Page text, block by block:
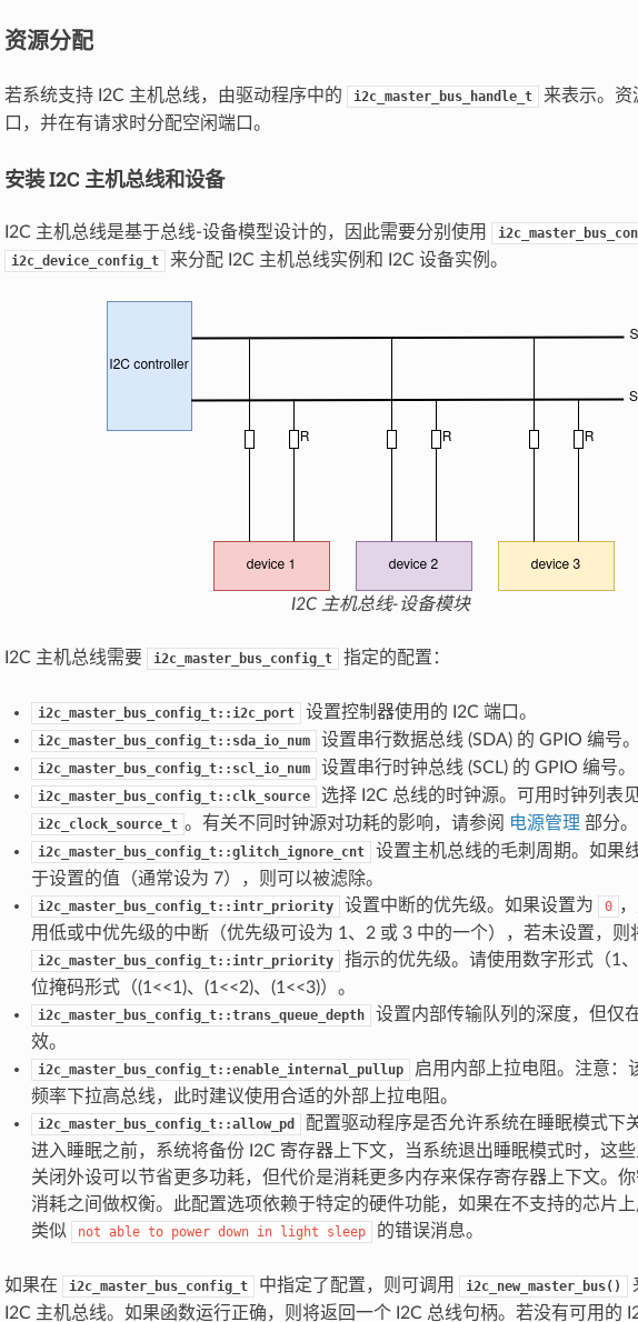
资源分配
若系统支持 I2C 主机总线，由驱动程序中的 i2c_master_bus_handle_t
来表示。资
口，并在有请求时分配空闲端口。
安装 I2C 主机总线和设备
I2C 主机总线是基于总线-设备模型设计的，因此需要分别使用
i2c_device_config_t 来分配 I2C 主机总线实例和 I2C 设备实例。
I2C 主机总线-设备模块
I2C 主机总线需要 i2c_master_bus_config_t 指定的配置：
i2c_master_bus_config_t::i2c_port 设置控制器使用的 I2C 端口。
i2c_master_bus_config_t::sda_io_num 设置串行数据总线 (SDA) 的 GPIO 编号。
i2c_master_bus_config_t::scl_io_num 设置串行时钟总线 (SCL) 的 GPIO 编号。
i2c_master_bus_config_t::clk_source 选择 I2C 总线的时钟源。可用时钟列表
i2c_clock_source_t 。有关不同时钟源对功耗的影响，请参阅 电源管理 部分。
i2c_master_bus_config_t::glitch_ignore_cnt
设置主机总线的毛刺周期。如果
于设置的值（通常设为 7），则可以被滤除。
i2c_master_bus_config_t::intr_priority 设置中断的优先级。如果设置为 0
用低或中优先级的中断（优先级可设为 1、2 或 3 中的一个），若未设置，则
i2c_master_bus_config_t::intr_priority
指示的优先级。请使用数字形式（1
位掩码形式（(1<<1)、(1<<2)、(1<<3)）。
i2c_master_bus_config_t::trans_queue_depth
设置内部传输队列的深度，但仅
效。
i2c_master_bus_config_t::enable_internal_pullup
启用内部上拉电阻。注意：
频率下拉高总线，此时建议使用合适的外部上拉电阻。
i2c_master_bus_config_t::allow_pd
配置驱动程序是否允许系统在睡眠模式下
进入睡眠之前，系统将备份 I2C 寄存器上下文，当系统退出睡眠模式时，这些
关闭外设可以节省更多功耗，但代价是消耗更多内存来保存寄存器上下文。
消耗之间做权衡。此配置选项依赖于特定的硬件功能，如果在不支持的芯片
类似
not able to power down in light sleep 的错误消息。
如果在 i2c_master_bus_config_t 中指定了配置，则可调用 i2c_new_master_bus()
I2C 主机总线。如果函数运行正确，则将返回一个 I2C 总线句柄。若没有可用的